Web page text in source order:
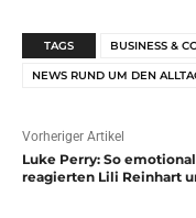
TAGS BUSINESS &
NEWS RUND UM DEN
Vorheriger Artikel
Luke Perry: So emotional
reagierten Lili Reinhart